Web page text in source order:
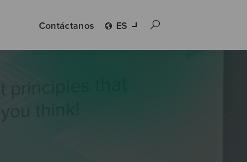
Contáctanos ES